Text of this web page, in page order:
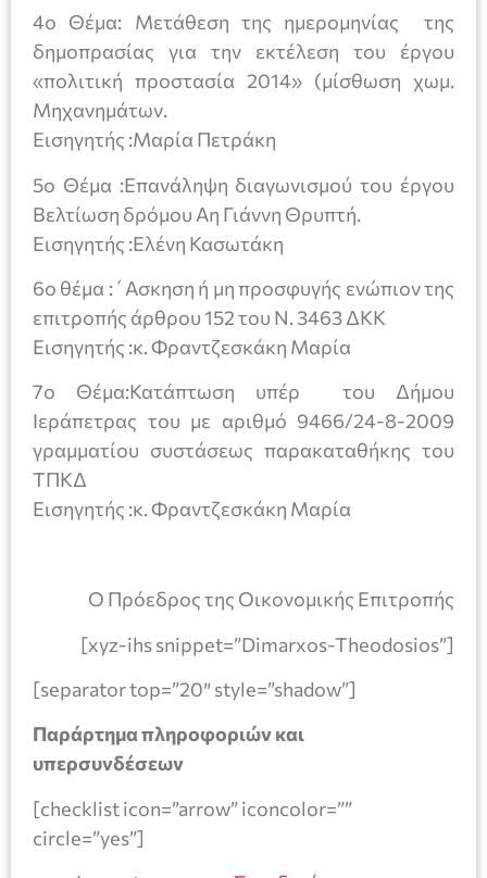
4ο Θέμα: Mετάθεση της ημερομηνίας της
δημοπρασίας για την εκτέλεση του έργου
«πολιτική προστασία 2014» (μίσθωση χωμ.
Μηχανημάτων.
Εισηγητής :Μαρία Πετράκη
5o Θέμα :Επανάληψη διαγωνισμού του έργου
Βελτίωση δρόμου Αη Γιάννη Θρυπτή.
Εισηγητής :Ελένη Κασωτάκη
6o θέμα :΄Ασκηση ή μη προσφυγής ενώπιον της
επιτροπής άρθρου 152 του Ν. 3463 ΔΚΚ
Εισηγητής :κ. Φραντζεσκάκη Μαρία
7ο Θέμα:Κατάπτωση υπέρ του Δήμου
Ιεράπετρας του με αριθμό 9466/24-8-2009
γραμματίου συστάσεως παρακαταθήκης του
ΤΠΚΔ
Εισηγητής :κ. Φραντζεσκάκη Μαρία
Ο Πρόεδρος της Οικονομικής Επιτροπής
[xyz-ihs snippet=”Dimarxos-Theodosios”]
[separator top=”20″ style=”shadow”]
Παράρτημα πληροφοριών και
υπερσυνδέσεων
[checklist icon=”arrow” iconcolor=””
circle=”yes”]